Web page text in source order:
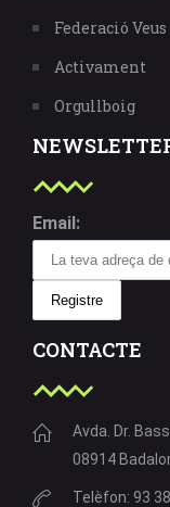
Federació Veus
Activament
Orgullboig
Email:
CONTACTE
Avda. Dr.
08914
Telèfon: 93